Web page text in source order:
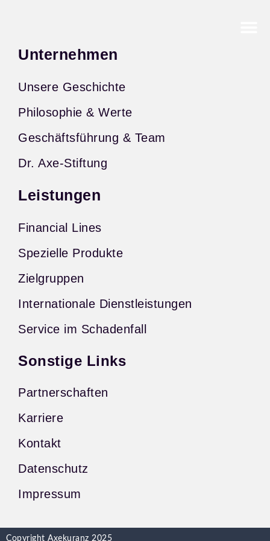
Unternehmen
Unsere Geschichte
Philosophie & Werte
Geschäftsführung & Team
Dr. Axe-Stiftung
Leistungen
Financial Lines
Spezielle Produkte
Zielgruppen
Internationale Dienstleistungen
Service im Schadenfall
Sonstige Links
Partnerschaften
Karriere
Kontakt
Datenschutz
Impressum
Copyright Axekuranz 2025